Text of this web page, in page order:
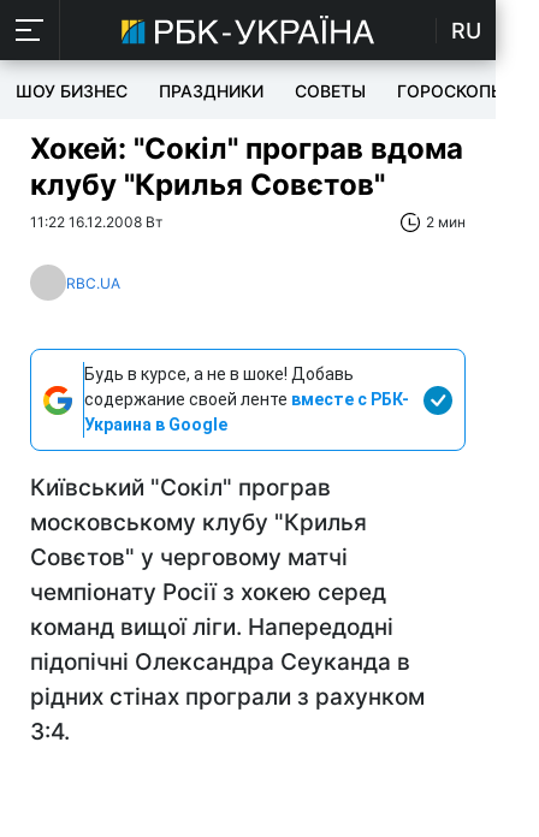
RU
ШОУ БИЗНЕС ПРАЗДНИКИ СОВЕТЫ ГОРОСКОПЫ
Хокей: "Сокіл" програв вдома
клубу "Крилья Совєтов"
11:22 16.12.2008 Вт 2 мин
RBC.UA
Будь в курсе, а не в шоке! Добавь
содержание своей ленте вместе с РБК-
Украина в Google
Київський "Сокіл" програв
московському клубу "Крилья
Совєтов" у черговому матчі
чемпіонату Росії з хокею серед
команд вищої ліги. Напередодні
підопічні Олександра Сеуканда в
рідних стінах програли з рахунком
3:4.